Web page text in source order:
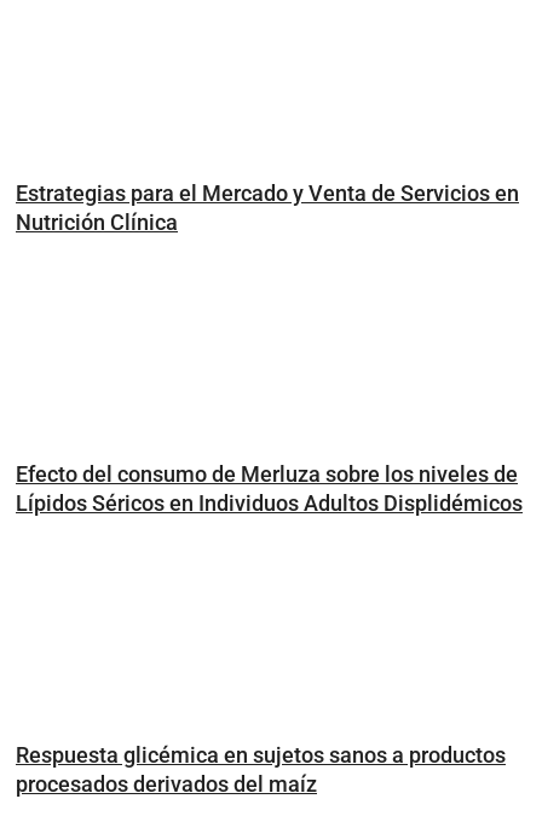
Estrategias para el Mercado y Venta de Servicios en
Nutrición Clínica
Efecto del consumo de Merluza sobre los niveles de
Lípidos Séricos en Individuos Adultos Displidémicos
Respuesta glicémica en sujetos sanos a productos
procesados derivados del maíz